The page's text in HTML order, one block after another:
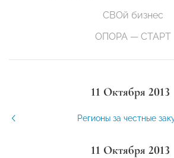
СВОй бизнес
ОПОРА — СТАРТ
11 Октября 2013
Регионы за честные
11 Октября 2013